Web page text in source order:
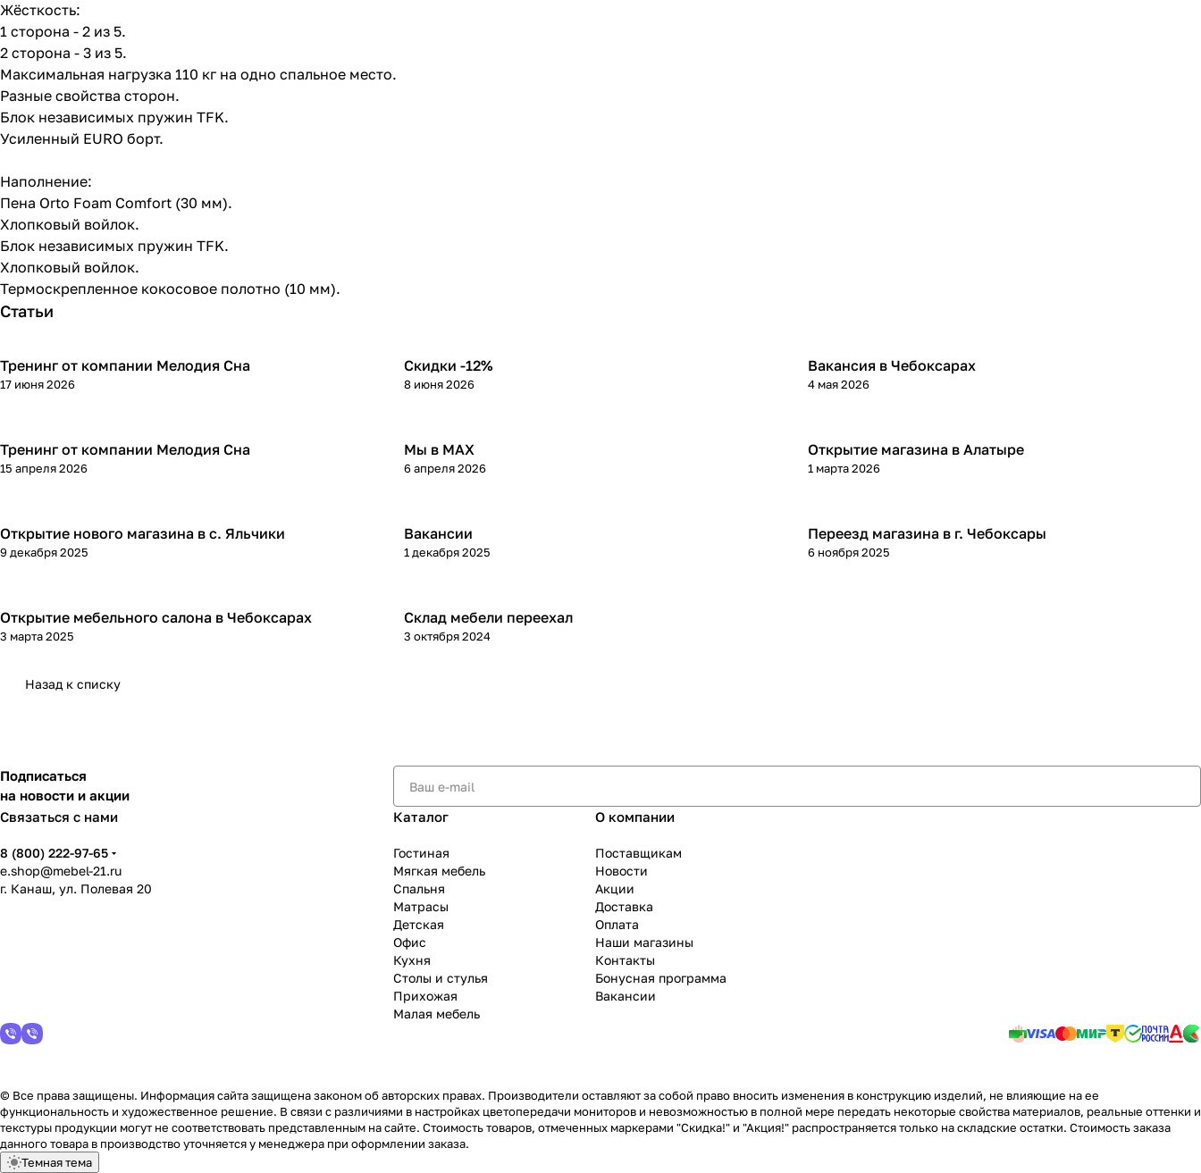
Жёсткость:
1 сторона - 2 из 5.
2 сторона - 3 из 5.
Максимальная нагрузка 110 кг на одно спальное место.
Разные свойства сторон.
Блок независимых пружин TFK.
Усиленный EURO борт.
Наполнение:
Пена Orto Foam Comfort (30 мм).
Хлопковый войлок.
Блок независимых пружин TFK.
Хлопковый войлок.
Термоскрепленное кокосовое полотно (10 мм).
Статьи
Тренинг от компании Мелодия Сна
17 июня 2026
Скидки -12%
8 июня 2026
Вакансия в Чебоксарах
4 мая 2026
Тренинг от компании Мелодия Сна
15 апреля 2026
Мы в МАХ
6 апреля 2026
Открытие магазина в Алатыре
1 марта 2026
Открытие нового магазина в с. Яльчики
9 декабря 2025
Вакансии
1 декабря 2025
Переезд магазина в г. Чебоксары
6 ноября 2025
Открытие мебельного салона в Чебоксарах
3 марта 2025
Склад мебели переехал
3 октября 2024
Назад к списку
Подписаться
на новости и акции
Связаться с нами
8 (800) 222-97-65
e.shop@mebel-21.ru
г. Канаш, ул. Полевая 20
Каталог
Гостиная
Мягкая мебель
Спальня
Матрасы
Детская
Офис
Кухня
Столы и стулья
Прихожая
Малая мебель
О компании
Поставщикам
Новости
Акции
Доставка
Оплата
Наши магазины
Контакты
Бонусная программа
Вакансии
© Все права защищены. Информация сайта защищена законом об авторских правах. Производители оставляют за собой право вносить изменения в конструкцию изделий, не влияющие на ее
функциональность и художественное решение. В связи с различиями в настройках цветопередачи мониторов и невозможностью в полной мере передать некоторые свойства материалов, реальные оттенки и
текстуры продукции могут не соответствовать представленным на сайте. Стоимость товаров, отмеченных маркерами "Скидка!" и "Акция!" распространяется только на складские остатки. Стоимость заказа
данного товара в производство уточняется у менеджера при оформлении заказа.
Темная тема